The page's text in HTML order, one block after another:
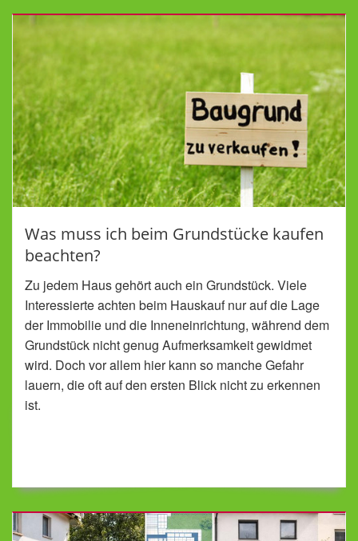
Was muss ich beim Grundstücke kaufen
beachten?
Zu jedem Haus gehört auch ein Grundstück. Viele
Interessierte achten beim Hauskauf nur auf die Lage
der Immobilie und die Inneneinrichtung, während dem
Grundstück nicht genug Aufmerksamkeit gewidmet
wird. Doch vor allem hier kann so manche Gefahr
lauern, die oft auf den ersten Blick nicht zu erkennen
ist.